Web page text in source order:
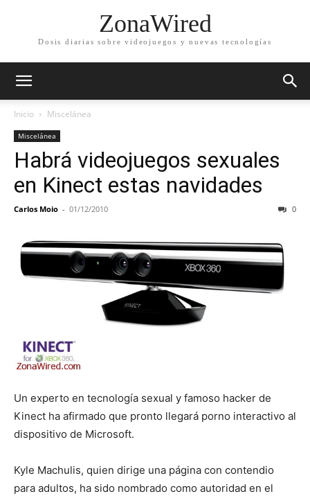
ZonaWired
Dosis diarias sobre videojuegos y nuevas tecnologías
Inicio Miscelánea
Miscelánea
Habrá videojuegos sexuales
en Kinect estas navidades
Carlos Moio - 01/12/2010 0
Un experto en tecnología sexual y famoso hacker de
Kinect ha afirmado que pronto llegará porno interactivo al
dispositivo de Microsoft.
Kyle Machulis, quien dirige una página con contendio
para adultos, ha sido nombrado como autoridad en el